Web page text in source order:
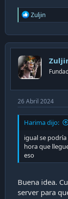
R
e
c
t
o
n
s
Zuljin
26 Abril 2024
Harima dijo:
igual se
hora que
eso
Buena idea.
server para